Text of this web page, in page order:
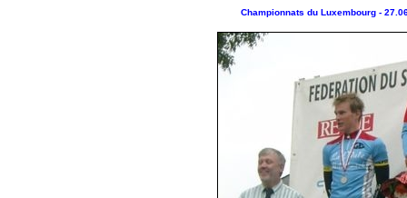
Championnats du Luxembourg -